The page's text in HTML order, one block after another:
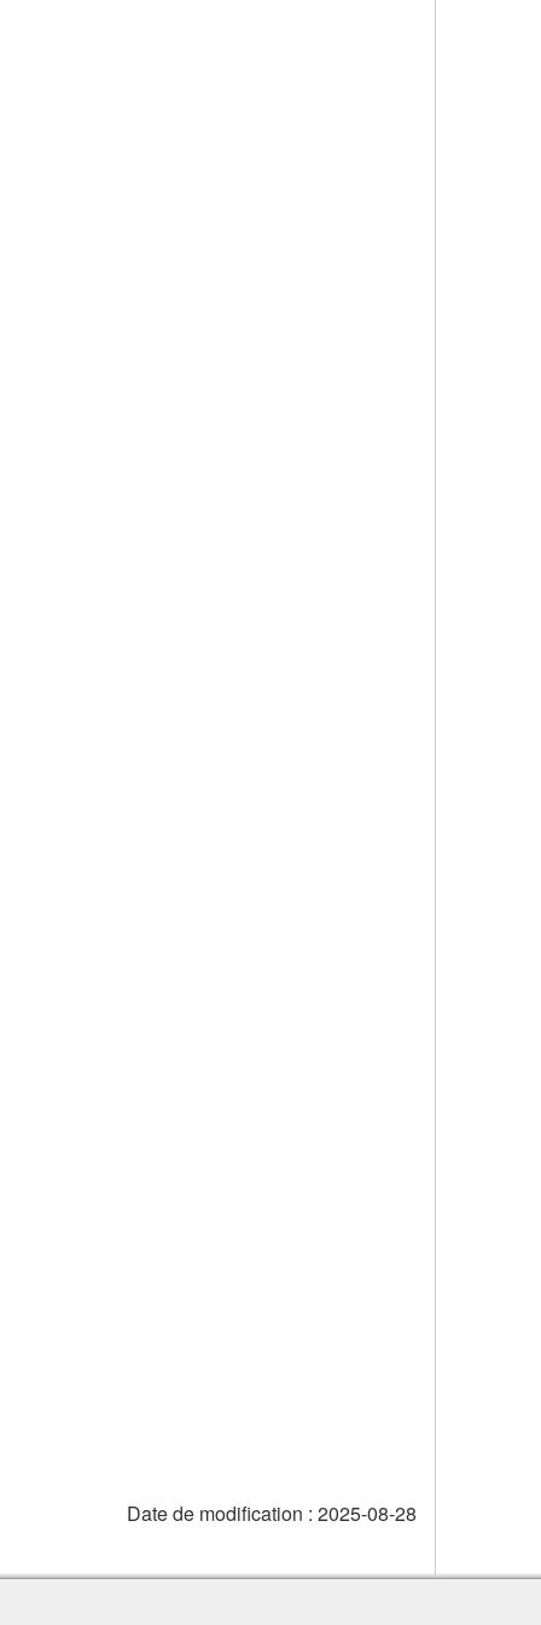
Date de modification : 2025-08-28